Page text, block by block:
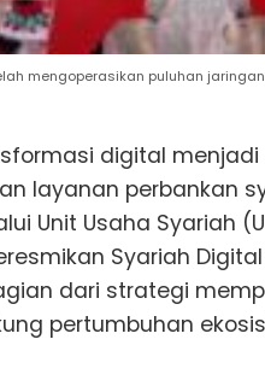
mengoperasikan puluhan
digital
layanan perbankan
Unit Usaha Syariah
Syariah
dari strategi
pertumbuhan